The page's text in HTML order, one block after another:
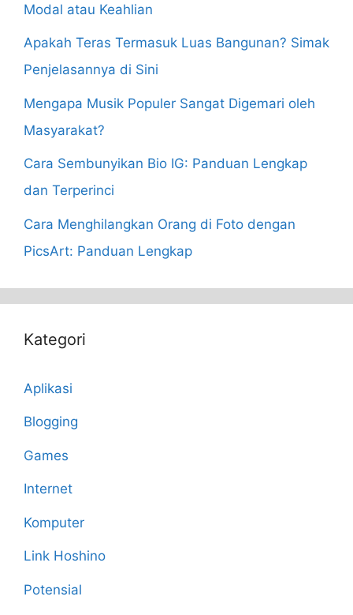
Modal atau Keahlian
Apakah Teras Termasuk Luas Bangunan? Simak
Penjelasannya di Sini
Mengapa Musik Populer Sangat Digemari oleh
Masyarakat?
Cara Sembunyikan Bio IG: Panduan Lengkap
dan Terperinci
Cara Menghilangkan Orang di Foto dengan
PicsArt: Panduan Lengkap
Kategori
Aplikasi
Blogging
Games
Internet
Komputer
Link Hoshino
Potensial